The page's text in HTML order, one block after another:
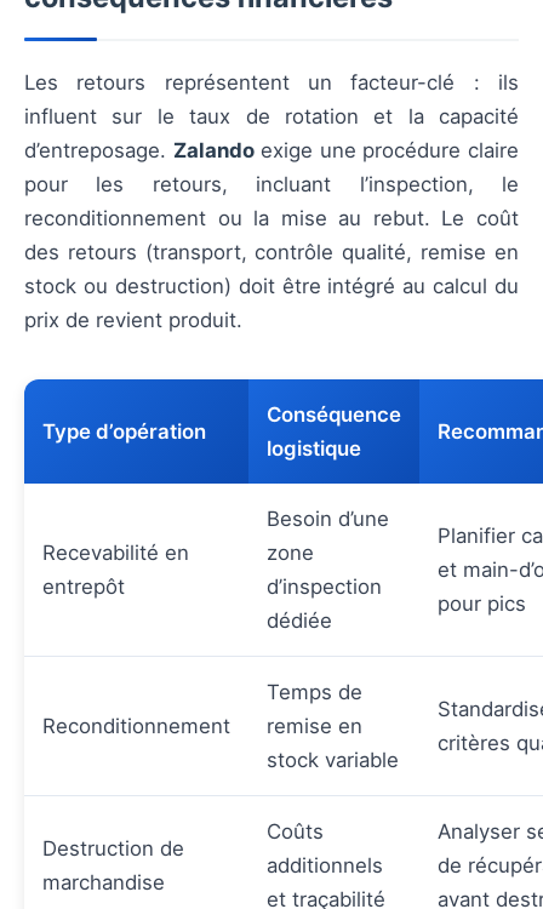
Les retours représentent un facteur-clé : ils
influent sur le taux de rotation et la capacité
d’entreposage. Zalandoexige une procédure claire
pour les retours, incluant l’inspection, le
reconditionnement ou la mise au rebut. Le coût
des retours (transport, contrôle qualité, remise en
stock ou destruction) doit être intégré au calcul du
prix de revient produit.
Type d’opération
Conséquence
logistique
Recevabilité en
entrepôt
Besoin d’une
zone
d’inspection
dédiée
Planifier
et main-
pour pics
Reconditionnement
Temps de
remise en
stock variable
critères
Destruction de
marchandise
Coûts
additionnels
et traçabilité
Analyser
de
avant